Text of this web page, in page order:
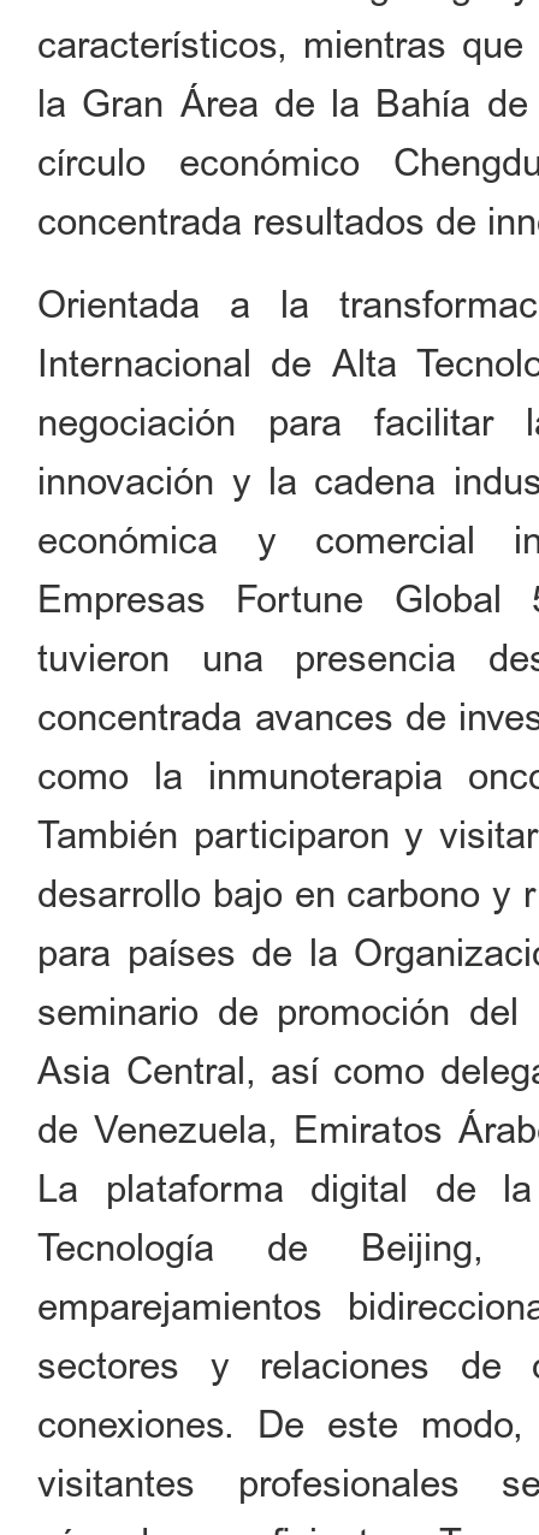
característicos, mientras
la Gran Área de la Bahía
círculo económico
concentrada resultados de
Orientada a la
Internacional de Alta
negociación para
innovación y la cadena
económica y comercial
Empresas Fortune
tuvieron una presencia
concentrada avances de
como la inmunoterapia
También participaron y
desarrollo bajo en carbono y
para países de la
seminario de promoción
Asia Central, así como
de Venezuela, Emiratos
La plataforma digital de
Tecnología de Beijing,
emparejamientos
sectores y relaciones de
conexiones. De este
visitantes profesionales